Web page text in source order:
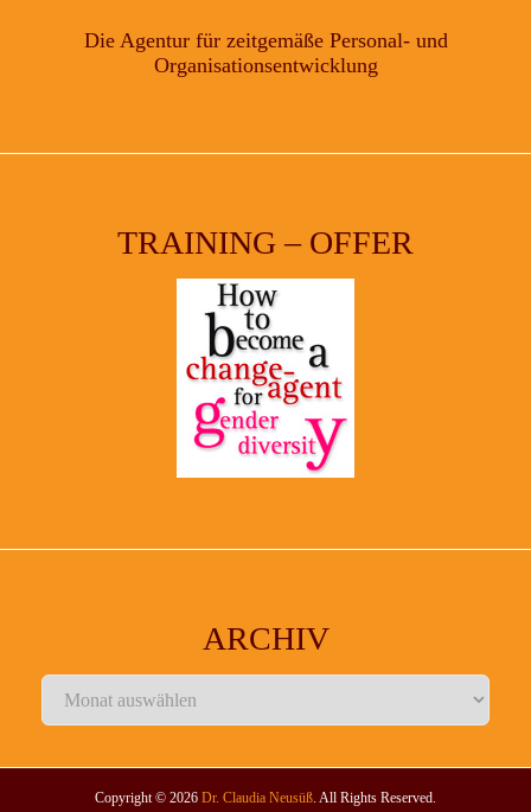
Die Agentur für zeitgemäße Personal- und
Organisationsentwicklung
TRAINING – OFFER
ARCHIV
Archiv
Copyright © 2026 Dr. Claudia Neusüß. All Rights Reserved.